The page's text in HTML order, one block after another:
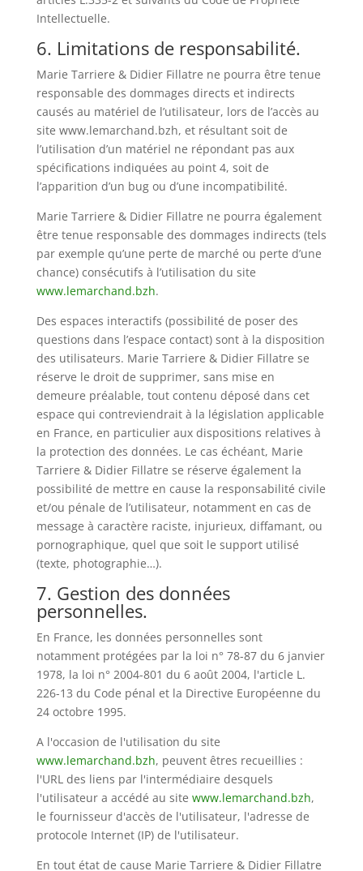
Intellectuelle.
6. Limitations de responsabilité.
Marie Tarriere & Didier Fillatre ne pourra être tenue
responsable des dommages directs et indirects
causés au matériel de l’utilisateur, lors de l’accès au
site www.lemarchand.bzh, et résultant soit de
l’utilisation d’un matériel ne répondant pas aux
spécifications indiquées au point 4, soit de
l’apparition d’un bug ou d’une incompatibilité.
Marie Tarriere & Didier Fillatre ne pourra également
être tenue responsable des dommages indirects (tels
par exemple qu’une perte de marché ou perte d’une
chance) consécutifs à l’utilisation du site
www.lemarchand.bzh.
Des espaces interactifs (possibilité de poser des
questions dans l’espace contact) sont à la disposition
des utilisateurs. Marie Tarriere & Didier Fillatre se
réserve le droit de supprimer, sans mise en
demeure préalable, tout contenu déposé dans cet
espace qui contreviendrait à la législation applicable
en France, en particulier aux dispositions relatives à
la protection des données. Le cas échéant, Marie
Tarriere & Didier Fillatre se réserve également la
possibilité de mettre en cause la responsabilité civile
et/ou pénale de l’utilisateur, notamment en cas de
message à caractère raciste, injurieux, diffamant, ou
pornographique, quel que soit le support utilisé
(texte, photographie…).
7. Gestion des données
personnelles.
En France, les données personnelles sont
notamment protégées par la loi n° 78-87 du 6 janvier
1978, la loi n° 2004-801 du 6 août 2004, l'article L.
226-13 du Code pénal et la Directive Européenne du
24 octobre 1995.
A l'occasion de l'utilisation du site
www.lemarchand.bzh, peuvent êtres recueillies :
l'URL des liens par l'intermédiaire desquels
l'utilisateur a accédé au site www.lemarchand.bzh,
le fournisseur d'accès de l'utilisateur, l'adresse de
protocole Internet (IP) de l'utilisateur.
En tout état de cause Marie Tarriere & Didier Fillatre